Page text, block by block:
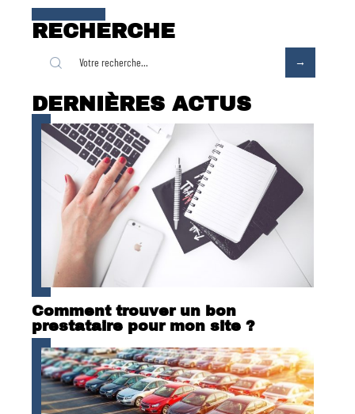
RECHERCHE
DERNIÈRES ACTUS
Comment trouver un bon
prestataire pour mon site ?